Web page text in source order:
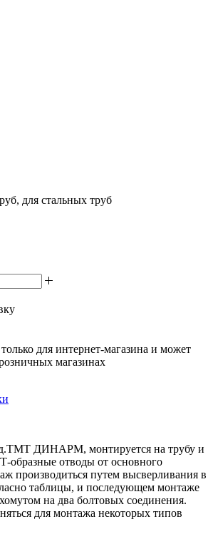
для стальных труб
для интернет-магазина и может
магазинах
ДИНАРМ, монтируется на трубу и
Т-образные отводы от основного
производиться путем высверливания в
таблицы, и последующем монтаже
на два болтовых соединения.
для монтажа некоторых типов